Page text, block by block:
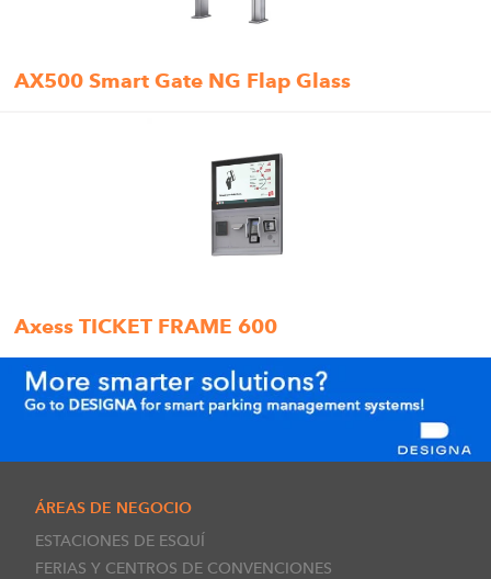
AX500 Smart Gate NG Flap Glass
Axess TICKET FRAME 600
ÁREAS DE NEGOCIO
ESTACIONES DE ESQUÍ
FERIAS Y CENTROS DE CONVENCIONES